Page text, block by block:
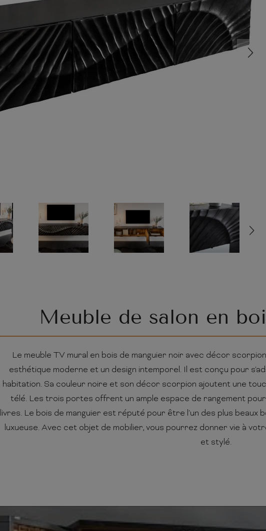
COMMODE ET CHIFFONNIERS
CHAMBRE COMPLÈTE
Meuble de salon en
Le meuble TV mural en bois de manguier noir avec décor
esthétique moderne et un design intemporel. Il est conçu pour
habitation. Sa couleur noire et son décor scorpion ajoutent une
télé. Les trois portes offrent un ample espace de rangement
livres. Le bois de manguier est réputé pour être l'un des plus
luxueuse. Avec cet objet de mobilier, vous pourrez donner vie à
et stylé.